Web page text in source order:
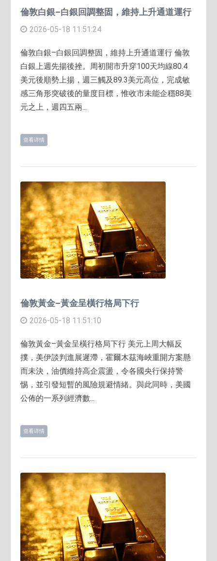
倫敦白銀–白銀回調整固，維持上升通道運行
2026-05-18 11:51:24
倫敦白銀–白銀回調整固，維持上升通道運行 倫敦
白銀上週先揚後挫。周初開市升穿100天均線80.4
美元後順勢上揚，週三觸及89.3美元高位，完成敏
感三角形突破後的量度目標，惟收市未能企穩88美
元之上，週四五兩...
查看详情
倫敦黃金–黃金呈橫行格局下行
2026-05-18 11:51:10
倫敦黃金–黃金呈橫行格局下行 美元上周大幅反
撲，美伊談判進展遲滯，霍爾木茲海峽重開方案懸
而未決，油價維持高企震盪，令各國央行保持警
惕，並引發短暫的風險規避情緒。與此同時，美國
公佈的一系列經濟數...
查看详情